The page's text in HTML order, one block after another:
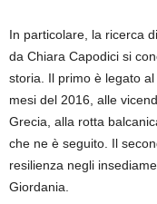
In particolare, la ricerca di
da Chiara Capodici si
storia. Il primo è legato
mesi del 2016, alle
Grecia, alla rotta
che ne è seguito. Il
resilienza negli
Giordania.